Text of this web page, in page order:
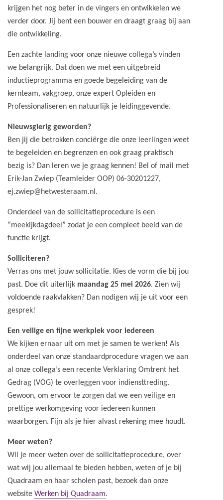
krijgen het nog beter in de vingers en ontwikkelen we
verder door. Jij bent een bouwer en draagt graag bij aan
die ontwikkeling.
Een zachte landing voor onze nieuwe collega’s vinden
we belangrijk. Dat doen we met een uitgebreid
inductieprogramma en goede begeleiding van de
kernteam, vakgroep, onze expert Opleiden en
Professionaliseren en natuurlijk je leidinggevende.
Nieuwsgierig geworden?
Ben jij die betrokken conciërge die onze leerlingen weet
te begeleiden en begrenzen en ook graag praktisch
bezig is? Dan leren we je graag kennen! Bel of mail met
Erik-Jan Zwiep (Teamleider OOP) 06-30201227,
ej.zwiep@hetwesteraam.nl.
Onderdeel van de sollicitatieprocedure is een
“meekijkdagdeel” zodat je een compleet beeld van de
functie krijgt.
Solliciteren?
Verras ons met jouw sollicitatie. Kies de vorm die bij jou
past. Doe dit uiterlijk maandag 25 mei 2026. Zien wij
voldoende raakvlakken? Dan nodigen wij je uit voor een
gesprek!
Een veilige en fijne werkplek voor iedereen
We kijken ernaar uit om met je samen te werken! Als
onderdeel van onze standaardprocedure vragen we aan
al onze collega’s een recente Verklaring Omtrent het
Gedrag (VOG) te overleggen voor indiensttreding.
Gewoon, om ervoor te zorgen dat we een veilige en
prettige werkomgeving voor iedereen kunnen
waarborgen. Fijn als je hier alvast rekening mee houdt.
Meer weten?
Wil je meer weten over de sollicitatieprocedure, over
wat wij jou allemaal te bieden hebben, weten of je bij
Quadraam en haar scholen past, bezoek dan onze
website Werken bij Quadraam.